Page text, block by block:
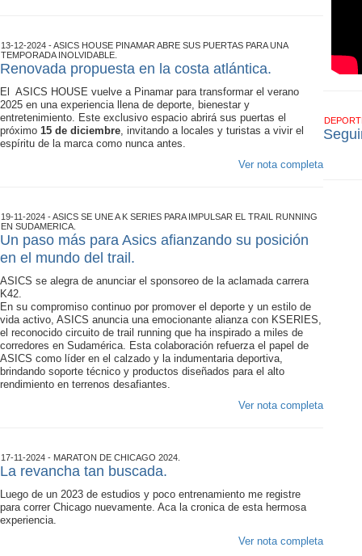
13-12-2024 - ASICS HOUSE PINAMAR ABRE SUS PUERTAS PARA UNA
TEMPORADA INOLVIDABLE.
Renovada propuesta en la costa atlántica.
El ASICS HOUSE vuelve a Pinamar para transformar el verano
2025 en una experiencia llena de deporte, bienestar y
entretenimiento. Este exclusivo espacio abrirá sus puertas el
próximo 15 de diciembre, invitando a locales y turistas a vivir el
espíritu de la marca como nunca antes.
Ver nota completa
19-11-2024 - ASICS SE UNE A K SERIES PARA IMPULSAR EL TRAIL RUNNING
EN SUDAMERICA.
Un paso más para Asics afianzando su posición
en el mundo del trail.
ASICS se alegra de anunciar el sponsoreo de la aclamada carrera
K42.
En su compromiso continuo por promover el deporte y un estilo de
vida activo, ASICS anuncia una emocionante alianza con KSERIES,
el reconocido circuito de trail running que ha inspirado a miles de
corredores en Sudamérica. Esta colaboración refuerza el papel de
ASICS como líder en el calzado y la indumentaria deportiva,
brindando soporte técnico y productos diseñados para el alto
rendimiento en terrenos desafiantes.
Ver nota completa
17-11-2024 - MARATON DE CHICAGO 2024.
La revancha tan buscada.
Luego de un 2023 de estudios y poco entrenamiento me registre
para correr Chicago nuevamente. Aca la cronica de esta hermosa
experiencia.
Ver nota completa